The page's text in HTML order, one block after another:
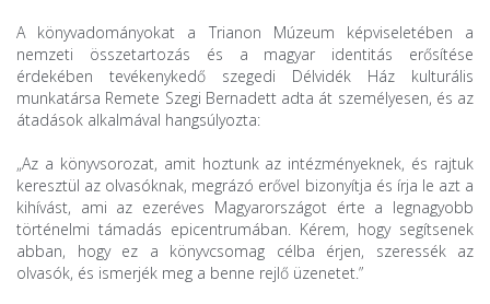
A könyvadományokat a Trianon Múzeum képviseletében a
nemzeti összetartozás és a magyar identitás erősítése
érdekében tevékenykedő szegedi Délvidék Ház kulturális
munkatársa Remete Szegi Bernadett adta át személyesen, és az
átadások alkalmával hangsúlyozta:
„Az a könyvsorozat, amit hoztunk az intézményeknek, és rajtuk
keresztül az olvasóknak, megrázó erővel bizonyítja és írja le azt a
kihívást, ami az ezeréves Magyarországot érte a legnagyobb
történelmi támadás epicentrumában. Kérem, hogy segítsenek
abban, hogy ez a könyvcsomag célba érjen, szeressék az
olvasók, és ismerjék meg a benne rejlő üzenetet.”